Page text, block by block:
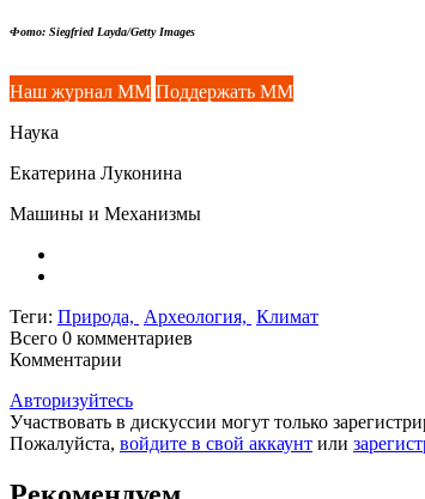
Фото: Siegfried Layda/Getty Images
Наш журнал ММ Поддержать ММ
Наука
Екатерина Луконина
Машины и Механизмы
Теги: Природа, Археология, Климат
Всего 0 комментариев
Комментарии
Авторизуйтесь
Участвовать в дискуссии могут только
Пожалуйста, войдите в свой аккаунт или